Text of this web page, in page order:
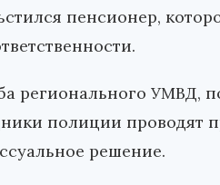
пенсионер,
регионального УМВД,
полиции проводят
решение.